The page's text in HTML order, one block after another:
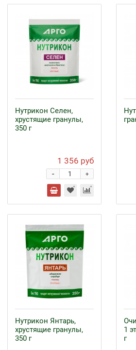
Нутрикон Селен,
хрустящие гранулы,
350 г
1 356 руб
+
-
Нутрикон Янтарь,
хрустящие гранулы,
350 г
1
г